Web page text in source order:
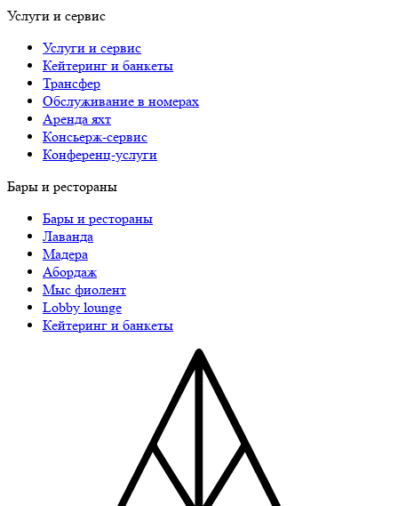
Услуги и сервис
Услуги и сервис
Кейтеринг и банкеты
Трансфер
Обслуживание в номерах
Аренда яхт
Консьерж-сервис
Конференц-услуги
Бары и рестораны
Бары и рестораны
Лаванда
Мадера
Абордаж
Мыс фиолент
Lobby lounge
Кейтеринг и банкеты